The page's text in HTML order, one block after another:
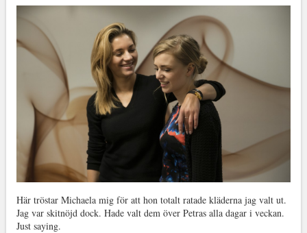
Här tröstar Michaela mig för att hon totalt ratade kläderna jag valt ut.
Jag var skitnöjd dock. Hade valt dem över Petras alla dagar i veckan.
Just saying.